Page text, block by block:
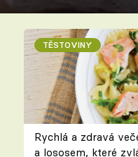
TĚSTOVINY
Rychlá a zdravá
a lososem, které